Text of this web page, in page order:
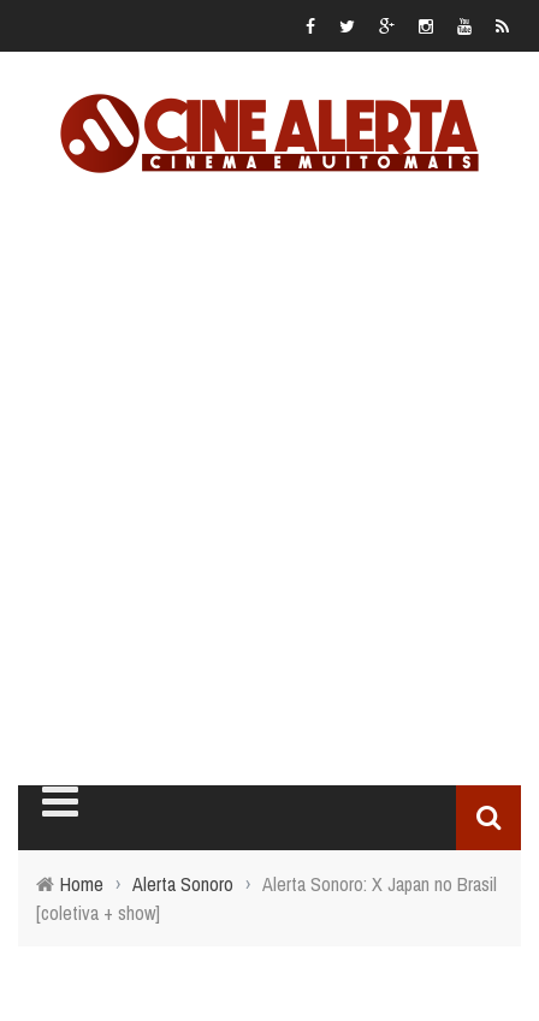
Home › Alerta Sonoro › Alerta Sonoro: X Japan no Brasil
[coletiva + show]